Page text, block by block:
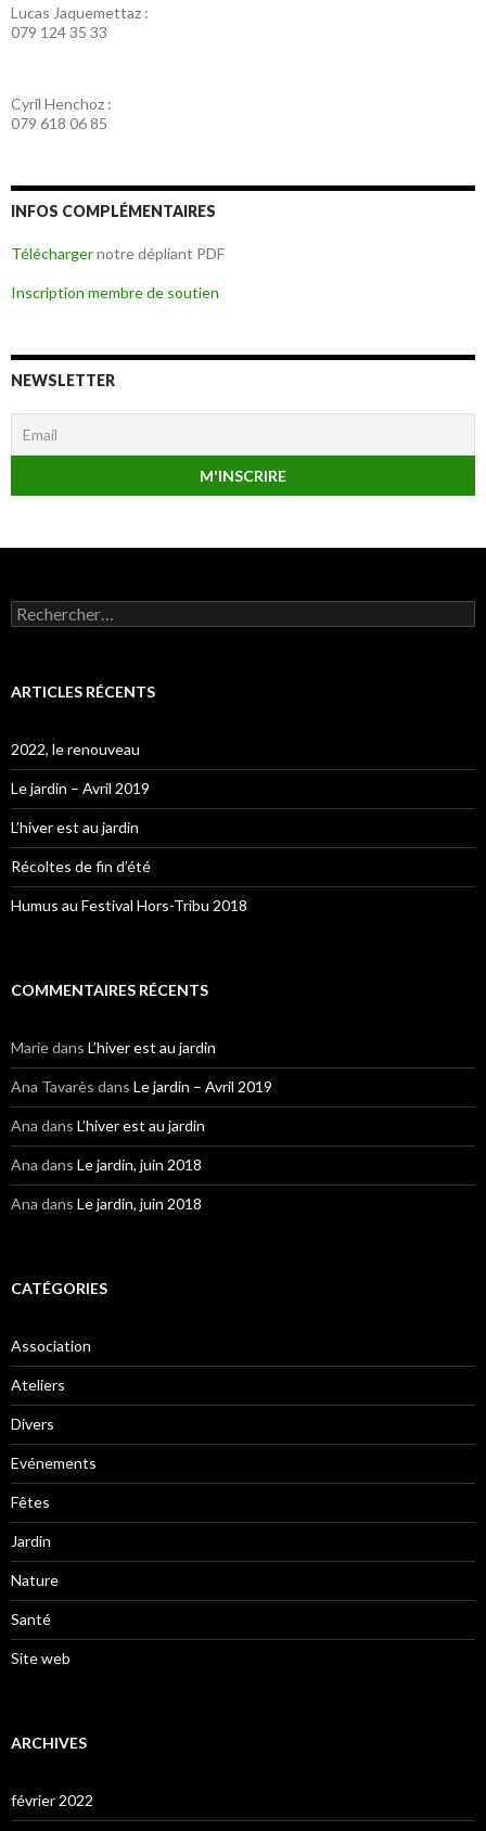
Lucas Jaquemettaz :
079 124 35 33
Cyril Henchoz :
079 618 06 85
INFOS COMPLÉMENTAIRES
Téléchargernotre dépliant PDF
Inscription membre de soutien
NEWSLETTER
Rechercher :
ARTICLES RÉCENTS
2022, le renouveau
Le jardin – Avril 2019
L’hiver est au jardin
Récoltes de fin d’été
Humus au Festival Hors-Tribu 2018
COMMENTAIRES RÉCENTS
Mariedans L’hiver est au jardin
Ana Tavarès dans Le jardin – Avril 2019
Ana dans L’hiver est au jardin
Ana dans Le jardin, juin 2018
Ana dans Le jardin, juin 2018
CATÉGORIES
Association
Ateliers
Divers
Evénements
Fêtes
Jardin
Nature
Santé
Site web
ARCHIVES
février 2022